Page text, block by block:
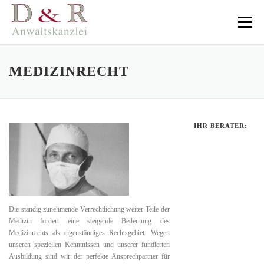
Direkt
Inhalt
Menü
MEDIZINRECHT
IHR BERATER:
Die ständig zunehmende Verrechtlichung weiter Teile der
Medizin fordert eine steigende Bedeutung des
Medizinrechts als eigenständiges Rechtsgebiet. Wegen
unseren speziellen Kenntnissen und unserer fundierten
Ausbildung sind wir der perfekte Ansprechpartner für